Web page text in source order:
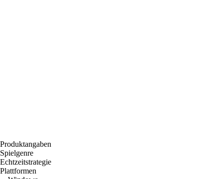
Produktangaben
Spielgenre
Echtzeitstrategie
Plattformen